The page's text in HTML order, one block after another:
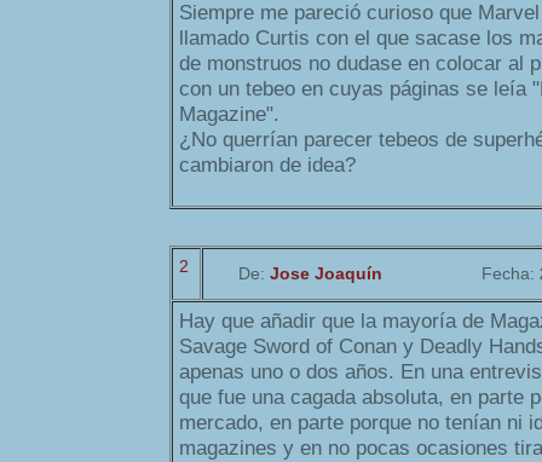
Siempre me pareció curioso que
llamado Curtis con el que sacase los
de monstruos no dudase en colocar al
con un tebeo en cuyas páginas se leía
Magazine".
¿No querrían parecer tebeos de
cambiaron de idea?
2 De: Jose Joaquín Fecha:
Hay que añadir que la mayoría de
Savage Sword of Conan y Deadly
apenas uno o dos años. En una
que fue una cagada absoluta, en parte
mercado, en parte porque no tenían ni
magazines y en no pocas ocasiones